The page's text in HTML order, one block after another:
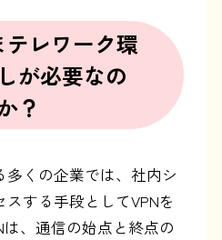
テレワーク環
が必要なの
？
多くの企業では、社内シ
する手段としてVPNを
、通信の始点と終点の